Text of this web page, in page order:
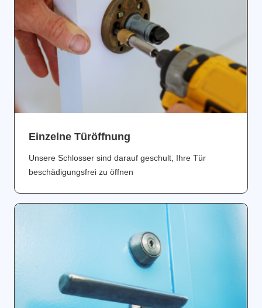
Einzelne Türöffnung
Unsere Schlosser sind darauf geschult, Ihre Tür
beschädigungsfrei zu öffnen